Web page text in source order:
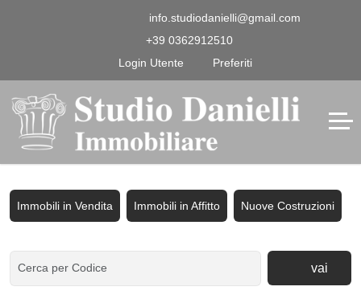
info.studiodanielli@gmail.com
+39 0362912510
Login Utente
Preferiti
Immobili in Vendita Immobili in Affitto Nuove Costruzioni
vai